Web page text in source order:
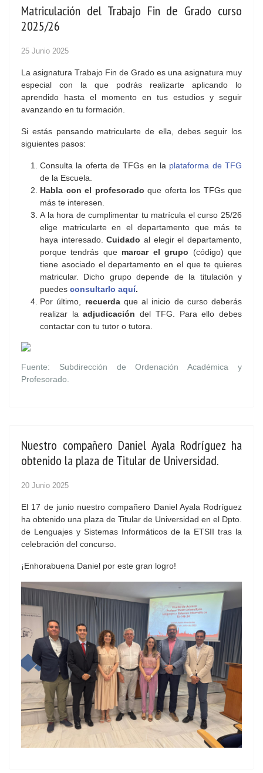
Matriculación del Trabajo Fin de Grado curso
2025/26
25 Junio 2025
La asignatura Trabajo Fin de Grado es una asignatura muy
especial con la que podrás realizarte aplicando lo
aprendido hasta el momento en tus estudios y seguir
avanzando en tu formación.
Si estás pensando matricularte de ella, debes seguir los
siguientes pasos:
Consulta la oferta de TFGs en la plataforma de TFG
de la Escuela.
Habla con el profesorado que oferta los TFGs que
más te interesen.
A la hora de cumplimentar tu matrícula el curso 25/26
elige matricularte en el departamento que más te
haya interesado.Cuidado al elegir el departamento,
porque tendrás que marcar el grupo (código) que
tiene asociado el departamento en el que te quieres
matricular. Dicho grupo depende de la titulación y
puedes consultarlo aquí.
Por último, recuerdaque al inicio de curso deberás
realizar laadjudicación del TFG. Para ello debes
contactar con tu tutor o tutora.
Fuente: Subdirección de Ordenación Académica y
Profesorado.
Nuestro compañero Daniel Ayala Rodríguez ha
obtenido la plaza de Titular de Universidad.
20 Junio 2025
El 17 de junio nuestro compañero Daniel Ayala Rodríguez
ha obtenido una plaza de Titular de Universidad en el Dpto.
de Lenguajes y Sistemas Informáticos de la ETSII tras la
celebración del concurso.
¡Enhorabuena Daniel por este gran logro!